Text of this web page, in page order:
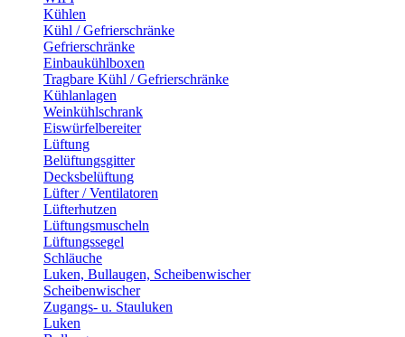
Kühlen
Kühl / Gefrierschränke
Gefrierschränke
Einbaukühlboxen
Tragbare Kühl / Gefrierschränke
Kühlanlagen
Weinkühlschrank
Eiswürfelbereiter
Lüftung
Belüftungsgitter
Decksbelüftung
Lüfter / Ventilatoren
Lüfterhutzen
Lüftungsmuscheln
Lüftungssegel
Schläuche
Luken, Bullaugen, Scheibenwischer
Scheibenwischer
Zugangs- u. Stauluken
Luken